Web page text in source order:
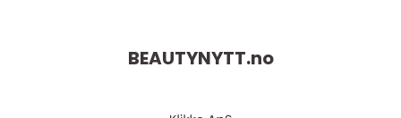
BEAUTYNYTT.no